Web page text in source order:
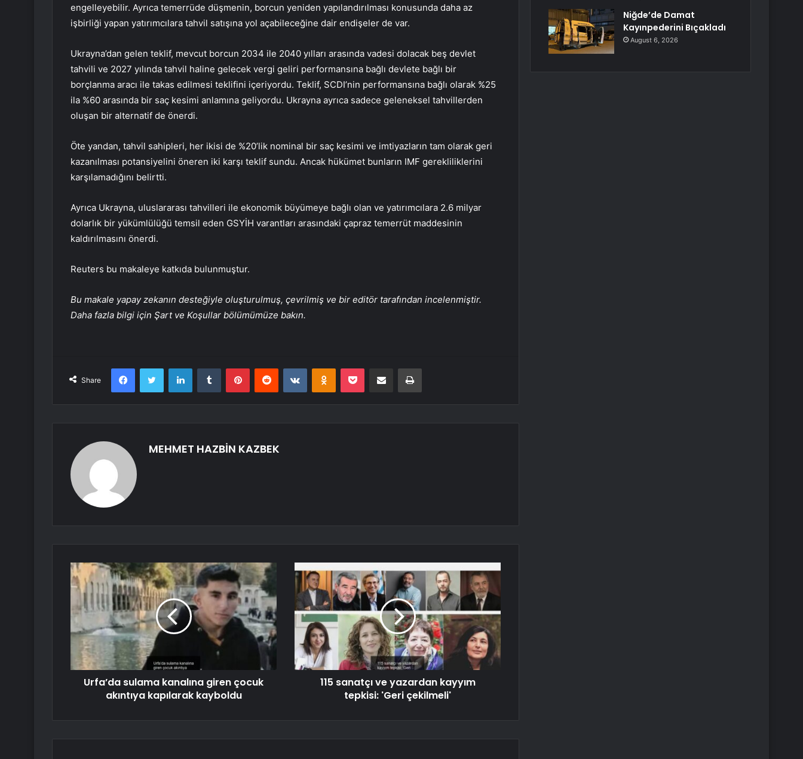
engelleyebilir. Ayrıca temerrüde düşmenin, borcun yeniden yapılandırılması konusunda daha az
işbirliği yapan yatırımcılara tahvil satışına yol açabileceğine dair endişeler de var.
Ukrayna’dan gelen teklif, mevcut borcun 2034 ile 2040 yılları arasında vadesi dolacak beş devlet
tahvili ve 2027 yılında tahvil haline gelecek vergi geliri performansına bağlı devlete bağlı bir
borçlanma aracı ile takas edilmesi teklifini içeriyordu. Teklif, SCDI’nin performansına bağlı olarak %25
ila %60 arasında bir saç kesimi anlamına geliyordu. Ukrayna ayrıca sadece geleneksel tahvillerden
oluşan bir alternatif de önerdi.
Öte yandan, tahvil sahipleri, her ikisi de %20’lik nominal bir saç kesimi ve imtiyazların tam olarak geri
kazanılması potansiyelini öneren iki karşı teklif sundu. Ancak hükümet bunların IMF gerekliliklerini
karşılamadığını belirtti.
Ayrıca Ukrayna, uluslararası tahvilleri ile ekonomik büyümeye bağlı olan ve yatırımcılara 2.6 milyar
dolarlık bir yükümlülüğü temsil eden GSYİH varantları arasındaki çapraz temerrüt maddesinin
kaldırılmasını önerdi.
Reuters bu makaleye katkıda bulunmuştur.
Bu makale yapay zekanın desteğiyle oluşturulmuş, çevrilmiş ve bir editör tarafından incelenmiştir.
Daha fazla bilgi için Şart ve Koşullar bölümümüze bakın.
Share
FacebookTwitter LinkedInTumblr PinterestReddit VKontakteOdnoklassniki
Pocket Share via Email Print
MEHMET HAZBİN KAZBEK
Urfa’da sulama kanalına giren çocuk
akıntıya kapılarak kayboldu
115 sanatçı ve yazardan kayyım
tepkisi: 'Geri çekilmeli'
Niğde’de Damat
Kayınpederini Bıçakladı
August 6, 2026